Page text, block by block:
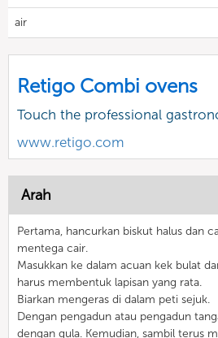
air
Retigo Combi ovens
Touch the professional
www.retigo.com
Arah
Pertama, hancurkan biskut halus dan
mentega cair.
Masukkan ke dalam acuan kek bulat
harus membentuk lapisan yang rata.
Biarkan mengeras di dalam peti sejuk.
Dengan pengadun atau pengadun
dengan gula. Kemudian, sambil terus